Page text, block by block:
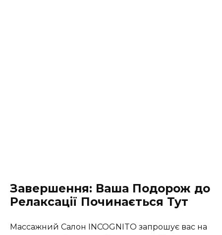
Завершення: Ваша Подорож до
Релаксації Починається Тут
Массажний Салон INCOGNITO запрошує вас на